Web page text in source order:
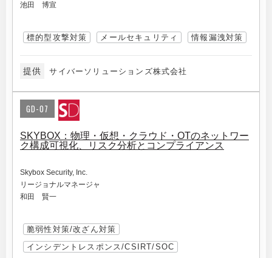
池田 博宣
標的型攻撃対策 メールセキュリティ 情報漏洩対策
提供 サイバーソリューションズ株式会社
GD-07
SKYBOX：物理・仮想・クラウド・OTのネットワー
ク構成可視化、リスク分析とコンプライアンス
Skybox Security, Inc.
リージョナルマネージャ
和田 賢一
脆弱性対策/改ざん対策
インシデントレスポンス/CSIRT/SOC